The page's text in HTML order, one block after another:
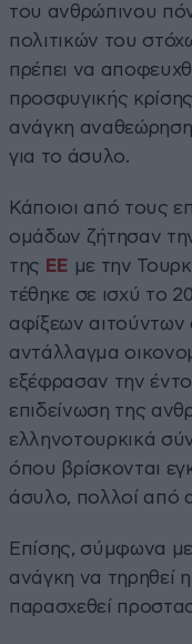
του ανθρώπινου
πολιτικών του
πρέπει να
προσφυγικής
ανάγκη
για το άσυλο.
Κάποιοι από τους
ομάδων ζήτησαν
της ΕΕ με την
τέθηκε σε ισχύ το
αφίξεων
αντάλλαγμα
εξέφρασαν την
επιδείνωση της
ελληνοτουρκικά
όπου βρίσκονται
άσυλο, πολλοί από
Επίσης, σύμφωνα
ανάγκη να τηρηθεί
παρασχεθεί